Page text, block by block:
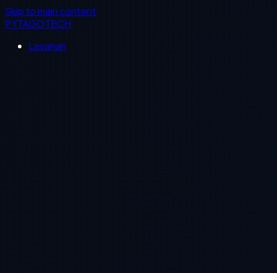
Skip to main content
PYTAGOTECH
Layanan